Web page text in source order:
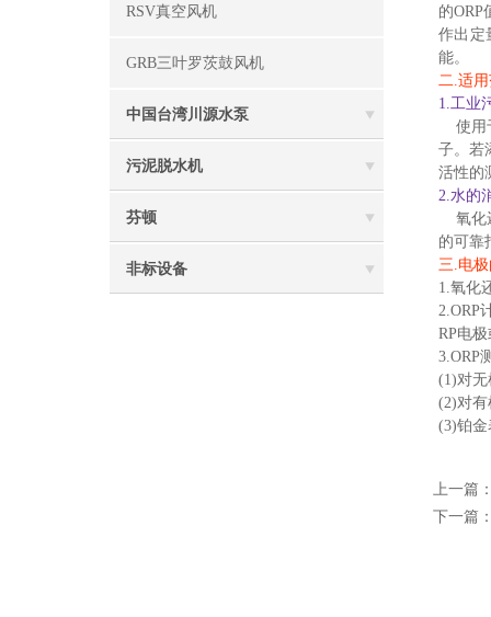
RSV真空风机
GRB三叶罗茨鼓风机
中国台湾川源水泵
污泥脱水机
芬顿
非标设备
的
作出定
能。
二.适
1.工业
使用
子。若
活性的
2.水的
氧化
的可靠
三.电
1.氧化
2.ORP
RP电
3.ORP
(1)对
(2)对
(3)铂
上一篇
下一篇